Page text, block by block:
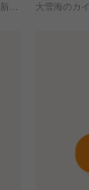
大雪海のカ